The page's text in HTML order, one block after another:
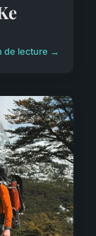
de lecture →